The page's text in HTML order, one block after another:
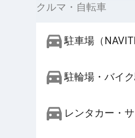
クルマ・自転車
駐車場（
駐輪場・バイ
レンタカー・